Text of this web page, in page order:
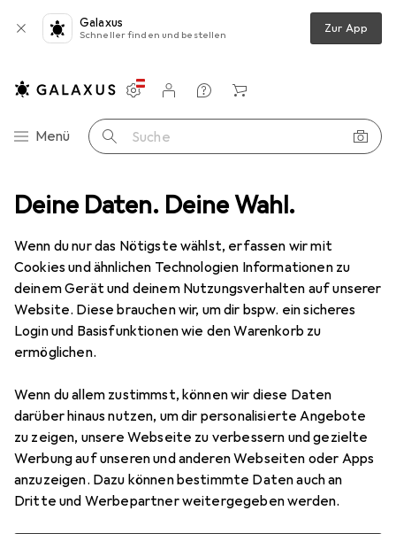
Deine Daten. Deine Wahl.
Wenn du nur das Nötigste wählst, erfassen wir mit
Cookies und ähnlichen Technologien Informationen zu
deinem Gerät und deinem Nutzungsverhalten auf unserer
Website. Diese brauchen wir, um dir bspw. ein sicheres
Login und Basisfunktionen wie den Warenkorb zu
ermöglichen.
Wenn du allem zustimmst, können wir diese Daten
darüber hinaus nutzen, um dir personalisierte Angebote
zu zeigen, unsere Webseite zu verbessern und gezielte
Werbung auf unseren und anderen Webseiten oder Apps
anzuzeigen. Dazu können bestimmte Daten auch an
Dritte und Werbepartner weitergegeben werden.
Galaxus
Schneller finden und bestellen Zur App
Navigation nach Kategorien
Menü Suche
Einstellungen
Kundenkonto
Vergleichslisten
Merklisten
Warenkorb
Bestseller Koffer von
Diese Seite bleibt immer aktuell und wird automatisch
aktualisiert. i
Samsonite gelingt es erneut, die Polypropylen-
Kollektionen mit Dreipunkt-Verschluss zu
revolutionieren, dank des neuen, sensationell
leichten Materials aus Polypropylen,
mehr